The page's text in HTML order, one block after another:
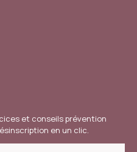
et conseils prévention
en un clic.